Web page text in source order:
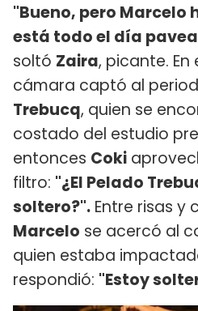
"Bueno, pero Marcelo
está todo el día
soltó Zaira, picante.
cámara captó al
Trebucq, quien se
costado del estudio
entonces Coki
filtro: "¿El Pelado
soltero?". Entre risas y
Marcelo se acercó al
quien estaba
respondió: "Estoy